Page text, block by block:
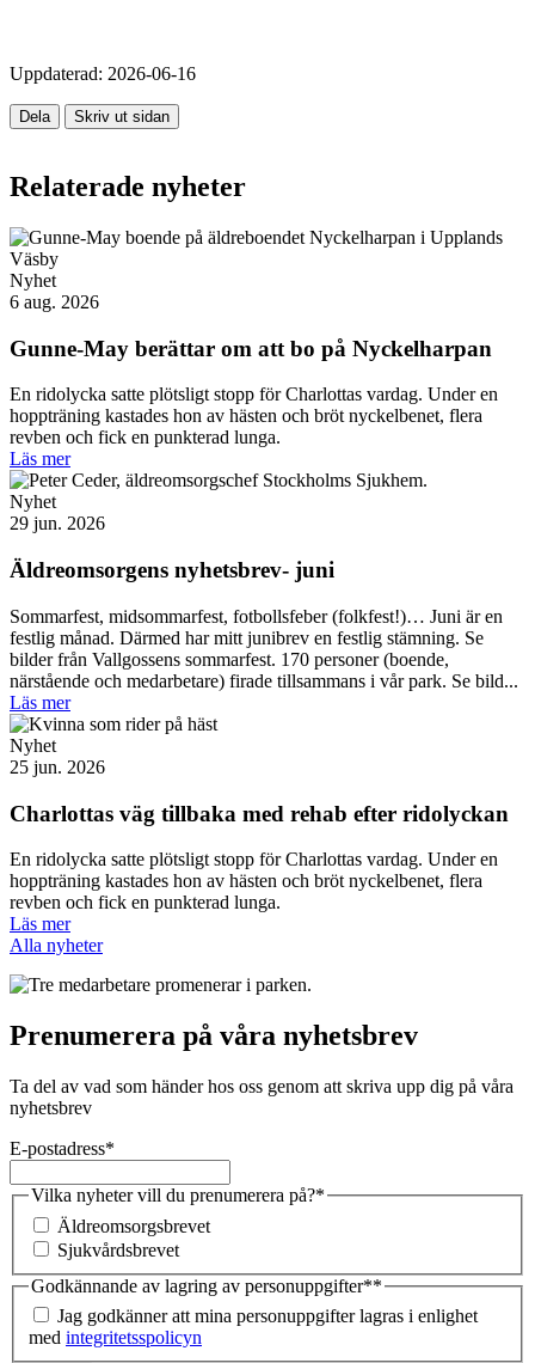
Uppdaterad: 2026-06-16
Dela Skriv ut sidan
Relaterade nyheter
Nyhet
6 aug. 2026
Gunne-May berättar om att bo på Nyckelharpan
En ridolycka satte plötsligt stopp för Charlottas vardag. Under en
hoppträning kastades hon av hästen och bröt nyckelbenet, flera
revben och fick en punkterad lunga.
Läs mer
Nyhet
29 jun. 2026
Äldreomsorgens nyhetsbrev- juni
Sommarfest, midsommarfest, fotbollsfeber (folkfest!)… Juni är en
festlig månad. Därmed har mitt junibrev en festlig stämning. Se
bilder från Vallgossens sommarfest. 170 personer (boende,
närstående och medarbetare) firade tillsammans i vår park. Se bild...
Läs mer
Nyhet
25 jun. 2026
Charlottas väg tillbaka med rehab efter ridolyckan
En ridolycka satte plötsligt stopp för Charlottas vardag. Under en
hoppträning kastades hon av hästen och bröt nyckelbenet, flera
revben och fick en punkterad lunga.
Läs mer
Alla nyheter
Prenumerera på våra nyhetsbrev
Ta del av vad som händer hos oss genom att skriva upp dig på våra
nyhetsbrev
E-postadress*
Vilka nyheter vill du prenumerera på?*
Äldreomsorgsbrevet
Sjukvårdsbrevet
Godkännande av lagring av personuppgifter**
Jag godkänner att mina personuppgifter lagras i enlighet
med integritetsspolicyn